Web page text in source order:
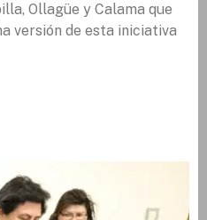
Ollagüe y Calama que
versión de esta iniciativa